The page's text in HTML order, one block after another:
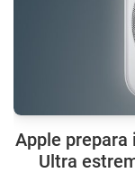
Apple
Ultra